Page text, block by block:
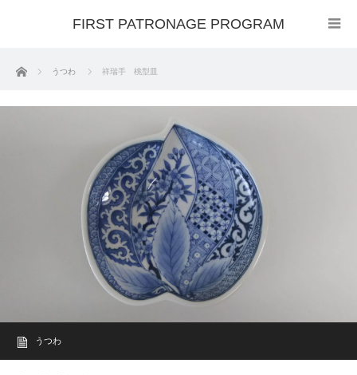
FIRST PATRONAGE PROGRAM
ホーム うつわ 祥瑞手 桃型皿
うつわ